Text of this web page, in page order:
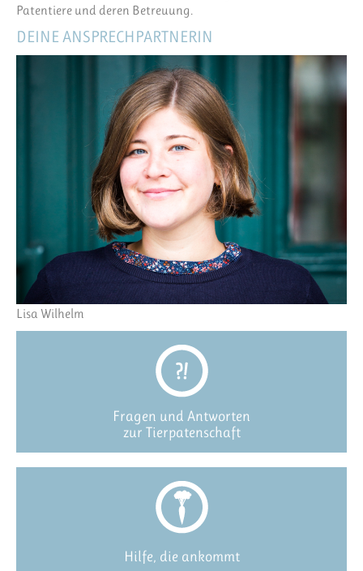
Patentiere und deren Betreuung.
DEINE ANSPRECHPARTNERIN
Lisa Wilhelm
Fragen und Antworten
zur Tierpatenschaft
Hilfe, die ankommt